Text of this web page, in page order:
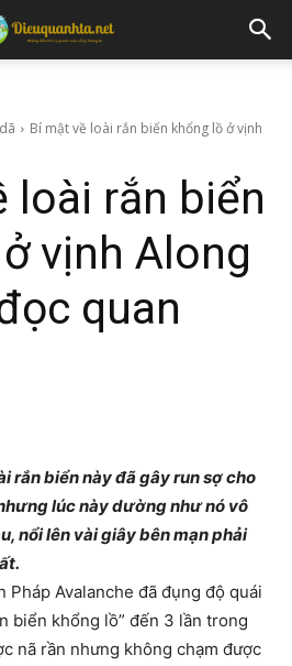
Bí mật về loài rắn biển khổng lồ ở vịnh
loài rắn biển
vịnh Along
quan
rắn biển này đã gây run sợ cho
lúc này dường như nó vô
nổi lên vài giây bên mạn phải
Pháp Avalanche đã đụng độ quái
biển khổng lồ” đến 3 lần trong
nã rần nhưng không chạm được